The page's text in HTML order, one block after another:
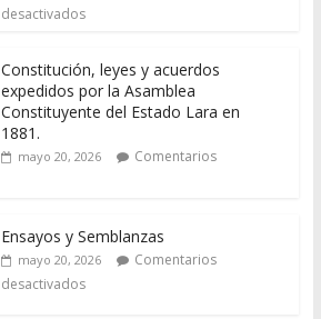
desactivados
Constitución, leyes y acuerdos
expedidos por la Asamblea
Constituyente del Estado Lara en
1881.
mayo 20, 2026
Comentarios
Ensayos y Semblanzas
mayo 20, 2026
Comentarios
desactivados